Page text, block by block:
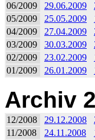
06/2009
29.06.2009
05/2009
25.05.2009
04/2009
27.04.2009
03/2009
30.03.2009
02/2009
23.02.2009
01/2009
26.01.2009
Archiv
12/2008 29.12.2008
11/2008
24.11.2008